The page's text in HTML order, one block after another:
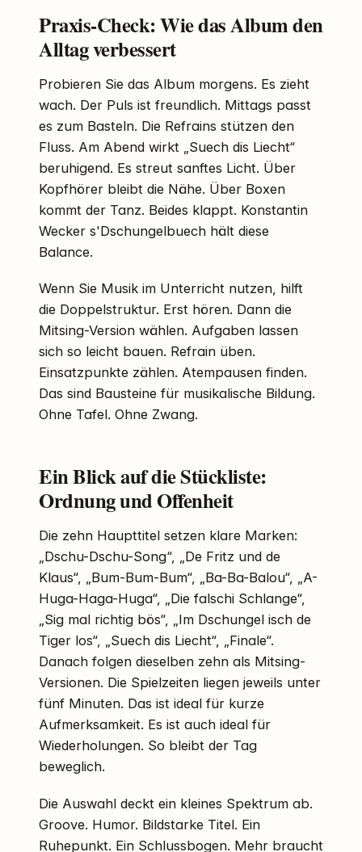
Praxis-Check: Wie das Album den
Alltag verbessert
Probieren Sie das Album morgens. Es zieht
wach. Der Puls ist freundlich. Mittags passt
es zum Basteln. Die Refrains stützen den
Fluss. Am Abend wirkt „Suech dis Liecht“
beruhigend. Es streut sanftes Licht. Über
Kopfhörer bleibt die Nähe. Über Boxen
kommt der Tanz. Beides klappt. Konstantin
Wecker s'Dschungelbuech hält diese
Balance.
Wenn Sie Musik im Unterricht nutzen, hilft
die Doppelstruktur. Erst hören. Dann die
Mitsing-Version wählen. Aufgaben lassen
sich so leicht bauen. Refrain üben.
Einsatzpunkte zählen. Atempausen finden.
Das sind Bausteine für musikalische Bildung.
Ohne Tafel. Ohne Zwang.
Ein Blick auf die Stückliste:
Ordnung und Offenheit
Die zehn Haupttitel setzen klare Marken:
„Dschu-Dschu-Song“, „De Fritz und de
Klaus“, „Bum-Bum-Bum“, „Ba-Ba-Balou“, „A-
Huga-Haga-Huga“, „Die falschi Schlange“,
„Sig mal richtig bös“, „Im Dschungel isch de
Tiger los“, „Suech dis Liecht“, „Finale“.
Danach folgen dieselben zehn als Mitsing-
Versionen. Die Spielzeiten liegen jeweils unter
fünf Minuten. Das ist ideal für kurze
Aufmerksamkeit. Es ist auch ideal für
Wiederholungen. So bleibt der Tag
beweglich.
Die Auswahl deckt ein kleines Spektrum ab.
Groove. Humor. Bildstarke Titel. Ein
Ruhepunkt. Ein Schlussbogen. Mehr braucht